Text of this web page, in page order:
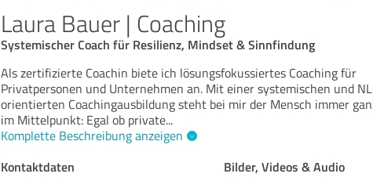
Laura Bauer | Coaching
Systemischer Coach für Resilienz, Mindset & Sinnfindung
Als zertifizierte Coachin biete ich lösungsfokussiertes Coaching für
Privatpersonen und Unternehmen an. Mit einer systemischen und
orientierten Coachingausbildung steht bei mir der Mensch immer
im Mittelpunkt: Egal ob private...
Komplette Beschreibung anzeigen
Kontaktdaten Bilder, Videos & Audio